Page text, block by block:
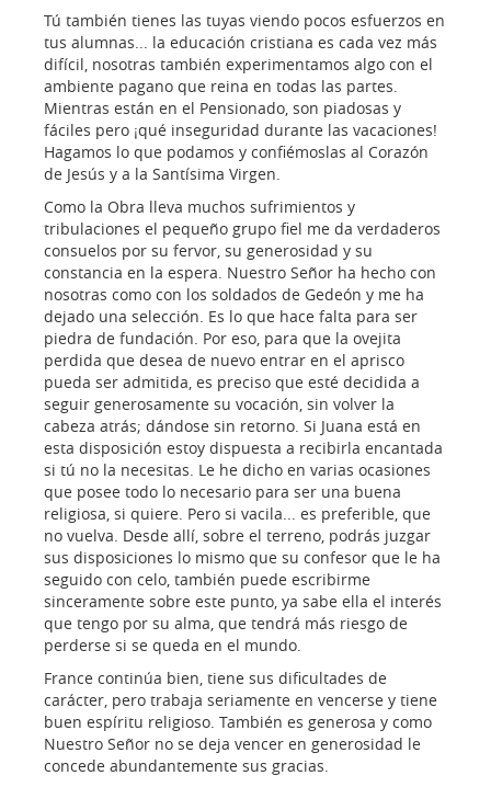
Tú también tienes las tuyas viendo pocos esfuerzos en
tus alumnas... la educación cristiana es cada vez más
difícil, nosotras también experimentamos algo con el
ambiente pagano que reina en todas las partes.
Mientras están en el Pensionado, son piadosas y
fáciles pero ¡qué inseguridad durante las vacaciones!
Hagamos lo que podamos y confiémoslas al Corazón
de Jesús y a la Santísima Virgen.
Como la Obra lleva muchos sufrimientos y
tribulaciones el pequeño grupo fiel me da verdaderos
consuelos por su fervor, su generosidad y su
constancia en la espera. Nuestro Señor ha hecho con
nosotras como con los soldados de Gedeón y me ha
dejado una selección. Es lo que hace falta para ser
piedra de fundación. Por eso, para que la ovejita
perdida que desea de nuevo entrar en el aprisco
pueda ser admitida, es preciso que esté decidida a
seguir generosamente su vocación, sin volver la
cabeza atrás; dándose sin retorno. Si Juana está en
esta disposición estoy dispuesta a recibirla encantada
si tú no la necesitas. Le he dicho en varias ocasiones
que posee todo lo necesario para ser una buena
religiosa, si quiere. Pero si vacila... es preferible, que
no vuelva. Desde allí, sobre el terreno, podrás juzgar
sus disposiciones lo mismo que su confesor que le ha
seguido con celo, también puede escribirme
sinceramente sobre este punto, ya sabe ella el interés
que tengo por su alma, que tendrá más riesgo de
perderse si se queda en el mundo.
France continúa bien, tiene sus dificultades de
carácter, pero trabaja seriamente en vencerse y tiene
buen espíritu religioso. También es generosa y como
Nuestro Señor no se deja vencer en generosidad le
concede abundantemente sus gracias.